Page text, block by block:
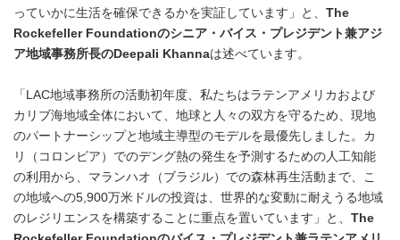
っていかに生活を確保できるかを実証しています」と、 The
Rockefeller Foundationのシニア・バイス・プレジデント兼アジ
ア地域事務所長のDeepali Khannaは述べています。
「LAC地域事務所の活動初年度、私たちはラテンアメリカおよび
カリブ海地域全体において、地球と人々の双方を守るため、現地
のパートナーシップと地域主導型のモデルを最優先しました。カ
リ（コロンビア）でのデング熱の発生を予測するための人工知能
の利用から、マランハオ（ブラジル）での森林再生活動まで、こ
の地域への5,900万米ドルの投資は、世界的な変動に耐えうる地域
のレジリエンスを構築することに重点を置いています」と、 The